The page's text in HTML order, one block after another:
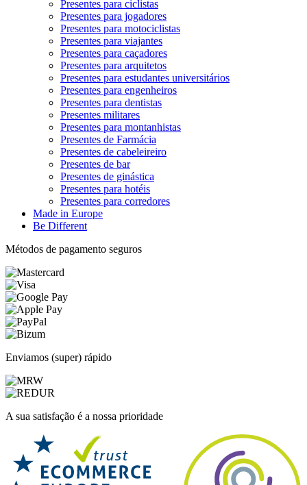
Presentes para ciclistas
Presentes para jogadores
Presentes para motociclistas
Presentes para viajantes
Presentes para caçadores
Presentes para arquitetos
Presentes para estudantes universitários
Presentes para engenheiros
Presentes para dentistas
Presentes militares
Presentes para montanhistas
Presentes de Farmácia
Presentes de cabeleireiro
Presentes de bar
Presentes de ginástica
Presentes para hotéis
Presentes para corredores
Made in Europe
Be Different
Métodos de pagamento seguros
Enviamos (super) rápido
A sua satisfação é a nossa prioridade